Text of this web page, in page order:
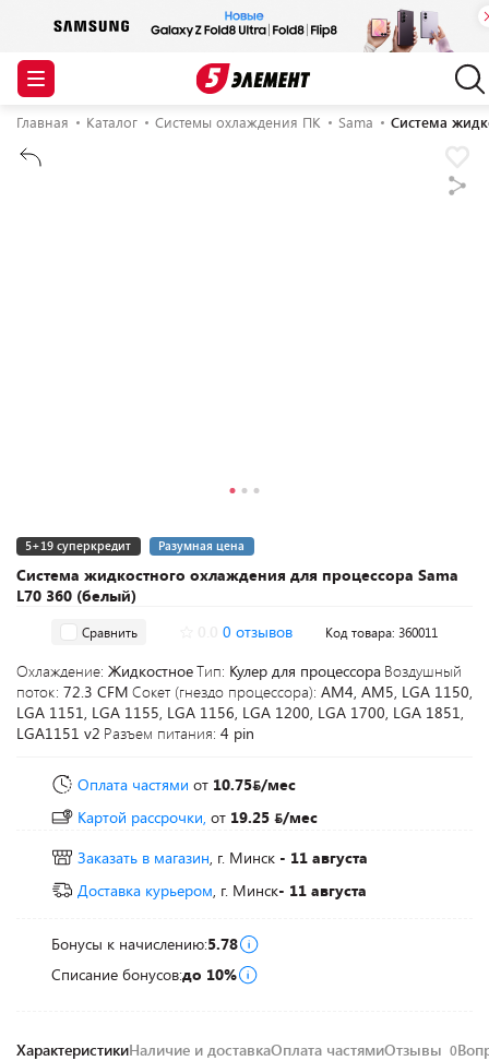
Главная Каталог Системы охлаждения ПК Sama Система
Система жидкостного охлаждения для процессора Sama
L70 360 (белый)
5+19 суперкредит Разумная цена
Сравнить 0 отзывов Код товара: 360011
Охлаждение: ЖидкостноеТип: Кулер для процессора Воздушный
поток: 72.3 CFM Сокет (гнездо процессора): AM4, AM5, LGA 1150,
LGA 1151, LGA 1155, LGA 1156, LGA 1200, LGA 1700, LGA 1851,
LGA1151 v2 Разъем питания: 4 pin
Оплата частями от 10.75 /мес
Картой рассрочки, от 19.25
/мес
Заказать в магазин, г. Минск - 11 августа
Доставка курьером, г. Минск- 11 августа
Бонусы к начислению:5.78
Списание бонусов:до 10%
ХарактеристикиНаличие и доставкаОплата частямиОтзывы 0